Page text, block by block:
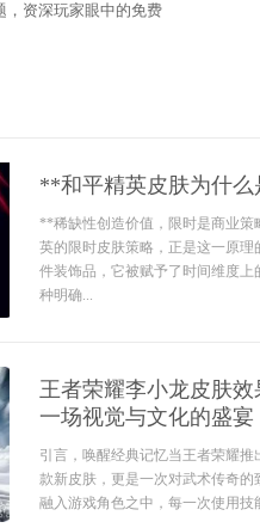
，资深玩家眼中的免费
**和平精英皮肤为什
**稀缺性创造价值，限时是商业
英的限时皮肤策略，正是这一原
件装饰品，它被赋予了时间维度
种明确...
王者荣耀李小龙皮肤
一场视觉与文化的盛宴
引言，唤醒经典记忆当王者荣耀
款新皮肤，更是一次对武术传奇
融入游戏角色之中，每一次使用技